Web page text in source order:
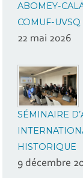
ABOMEY-
COMUF-UVSQ
22 mai 2026
SÉMINAIRE
HISTORIQUE
9 décembre